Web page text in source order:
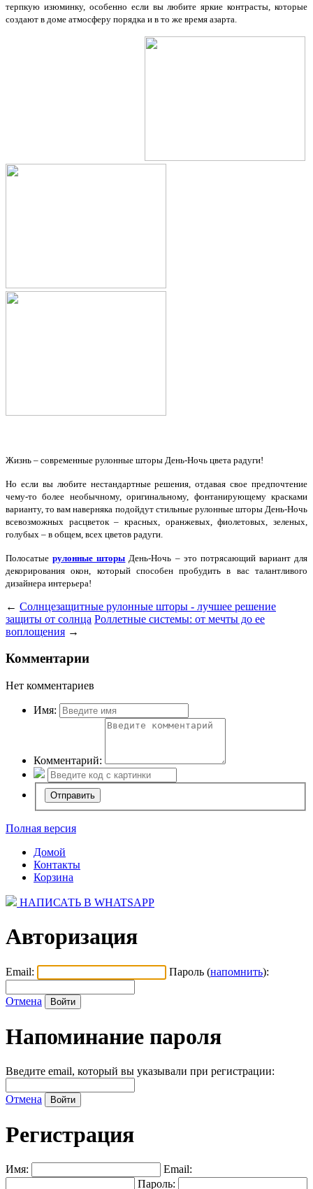
терпкую изюминку, особенно если вы любите яркие контрасты, которые
создают в доме атмосферу порядка и в то же время азарта.
Жизнь – современные рулонные шторы День-Ночь цвета радуги!
Но если вы любите нестандартные решения, отдавая свое предпочтение
чему-то более необычному, оригинальному, фонтанирующему красками
варианту, то вам наверняка подойдут стильные рулонные шторы День-Ночь
всевозможных расцветок – красных, оранжевых, фиолетовых, зеленых,
голубых – в общем, всех цветов радуги.
Полосатыерулонные шторы День-Ночь – это потрясающий вариант для
декорирования окон, который способен пробудить в вас талантливого
дизайнера интерьера!
← Солнцезащитные рулонные шторы - лучшее решение
защиты от солнца Роллетные системы: от мечты до ее
воплощения →
Комментарии
Нет комментариев
Имя:
Комментарий:
Полная версия
Домой
Контакты
Корзина
НАПИСАТЬ В WHATSAPP
Авторизация
Email: Пароль (напомнить):
Отмена
Напоминание пароля
Введите email, который вы указывали при регистрации:
Отмена
Регистрация
Имя:
Email:
Пароль: